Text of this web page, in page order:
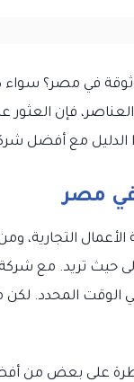
مصر؟ سواء كنت
فإن
الدليل مع أفضل
مصر
الأعمال
حيث تريد. مع
الوقت المحدد.
على بعض من